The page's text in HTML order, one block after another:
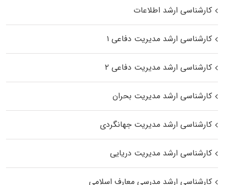
کارشناسی ارشد اطلاعات
کارشناسی ارشد مدیریت دفاعی ۱
کارشناسی ارشد مدیریت دفاعی ۲
کارشناسی ارشد مدیریت بحران
کارشناسی ارشد مدیریت جهانگردی
کارشناسی ارشد مدیریت دریایی
کارشناسی ارشد مدرسی معارف اسلامی